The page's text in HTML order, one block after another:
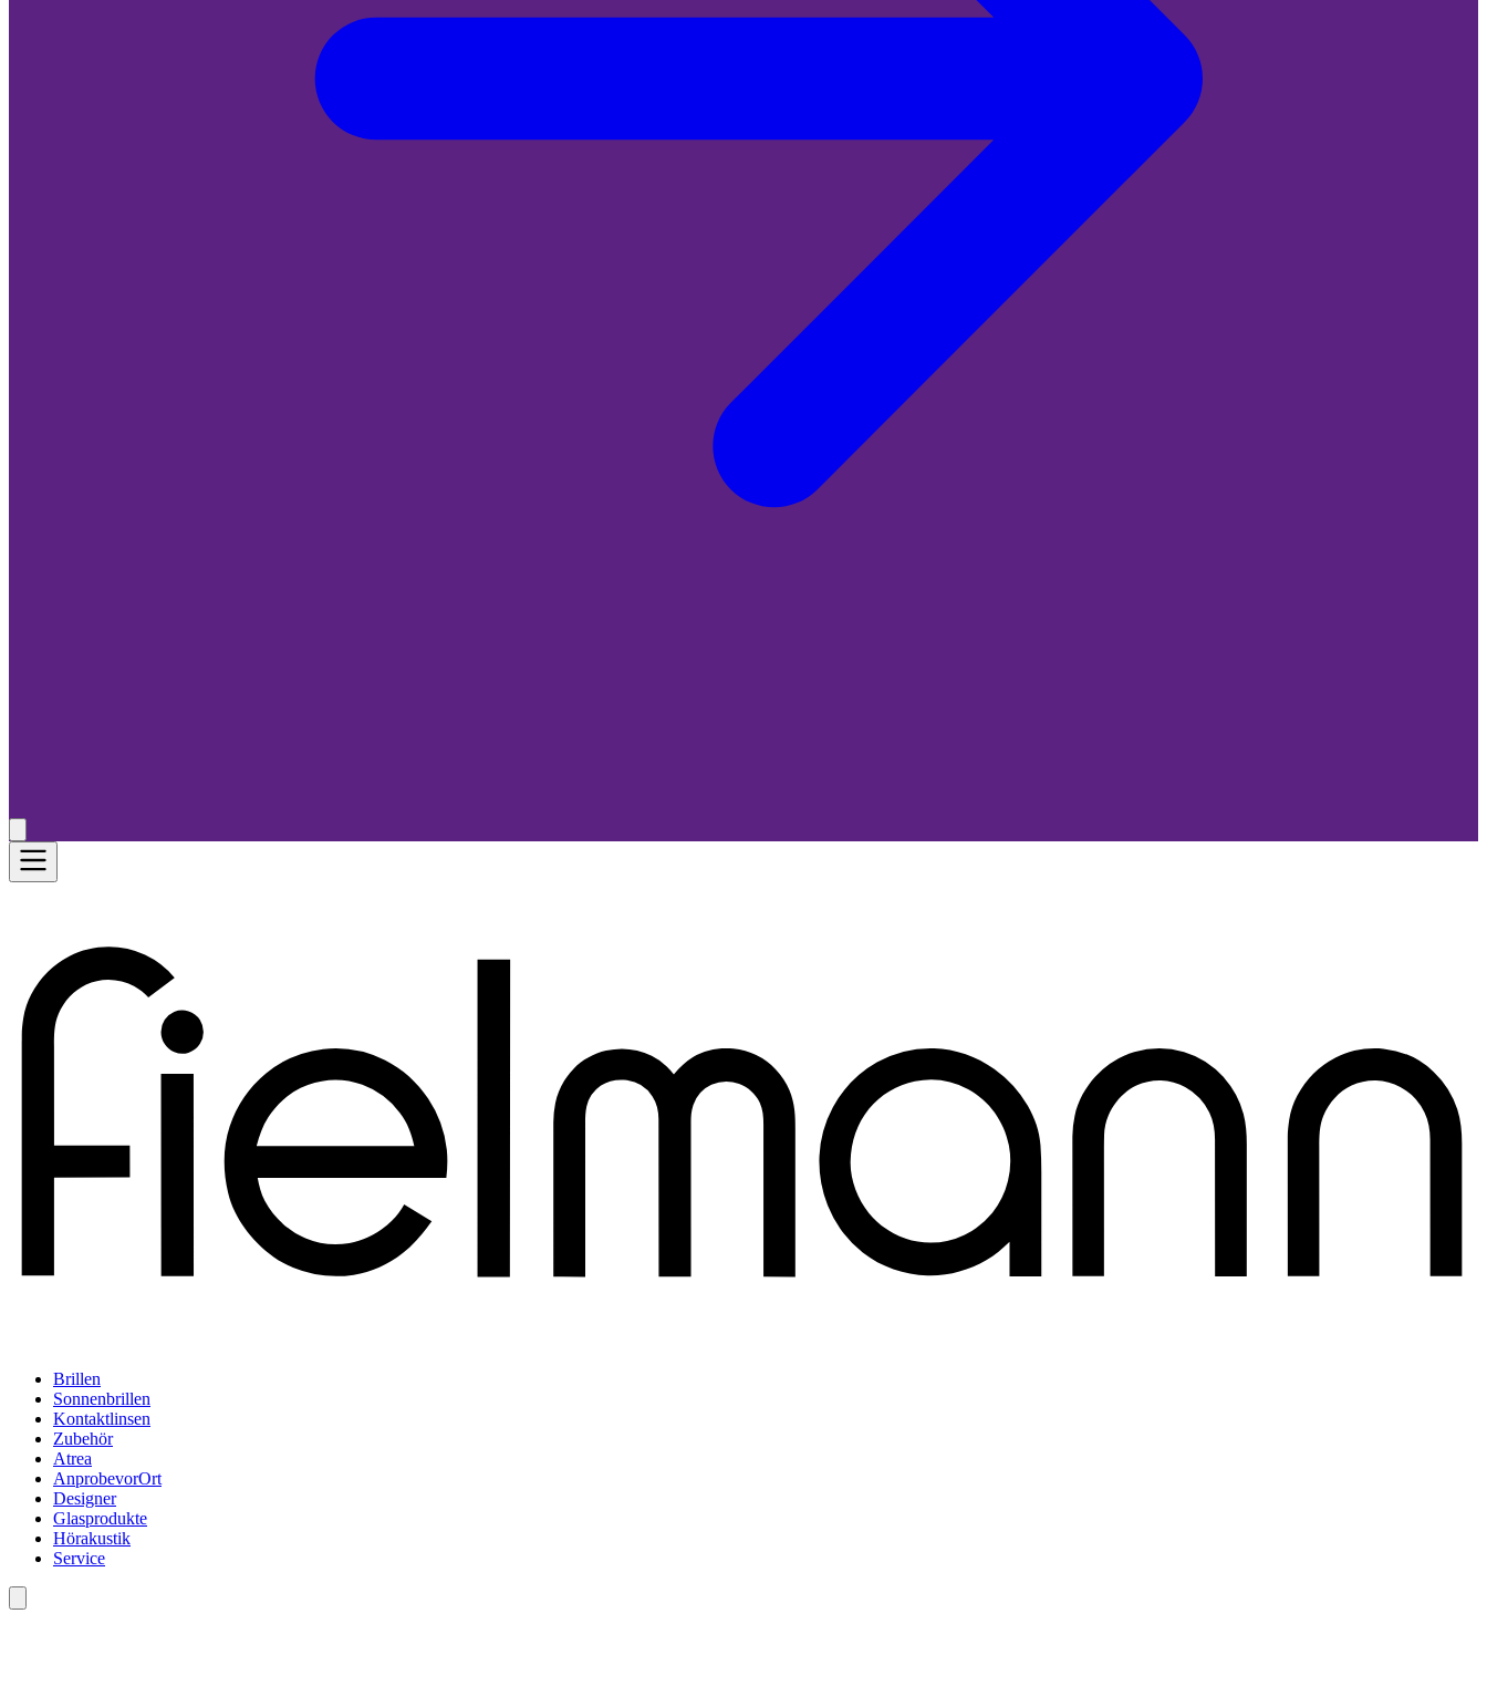
Brillen
Sonnenbrillen
Kontaktlinsen
Zubehör
Atrea
AnprobevorOrt
Designer
Glasprodukte
Hörakustik
Service